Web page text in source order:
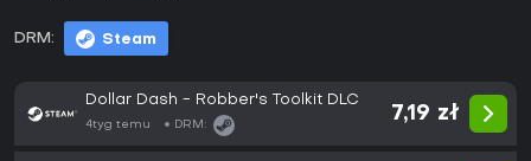
DRM: Steam
Dollar Dash - Robber's Toolkit DLC
4tyg temu DRM:
7,19 zł